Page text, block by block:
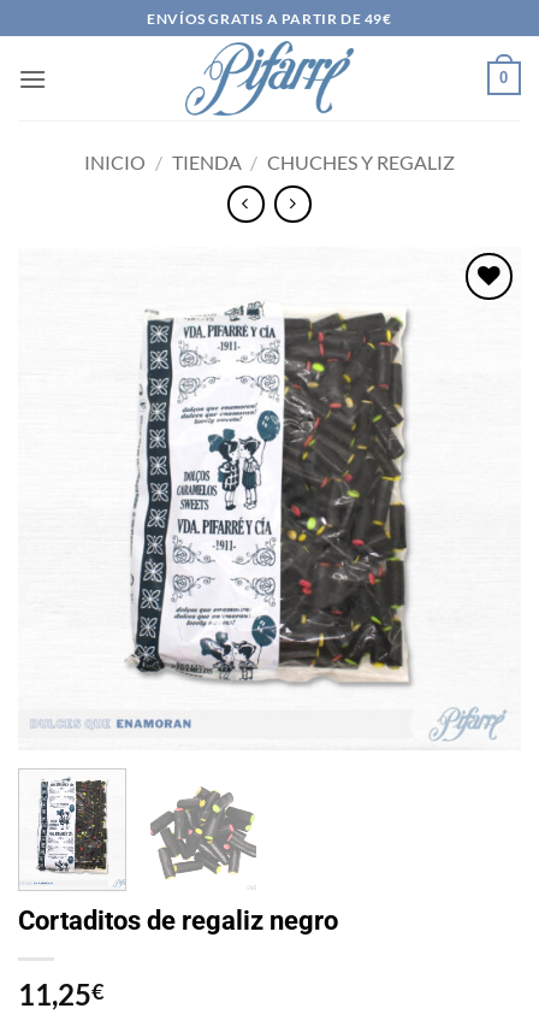
al
contenido
ENVÍOS GRATIS A PARTIR DE 49€
0
INICIO / TIENDA / CHUCHES Y REGALIZ
Cortaditos de regaliz negro
11,25€